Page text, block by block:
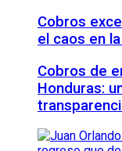
Cobros
el caos en
Cobros de
Honduras: